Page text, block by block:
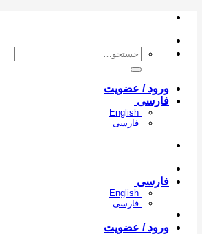
Skip
content
جستجو
برای:
ورود / عضویت
فارسی
فارسی
فارسی
فارسی
ورود / عضویت